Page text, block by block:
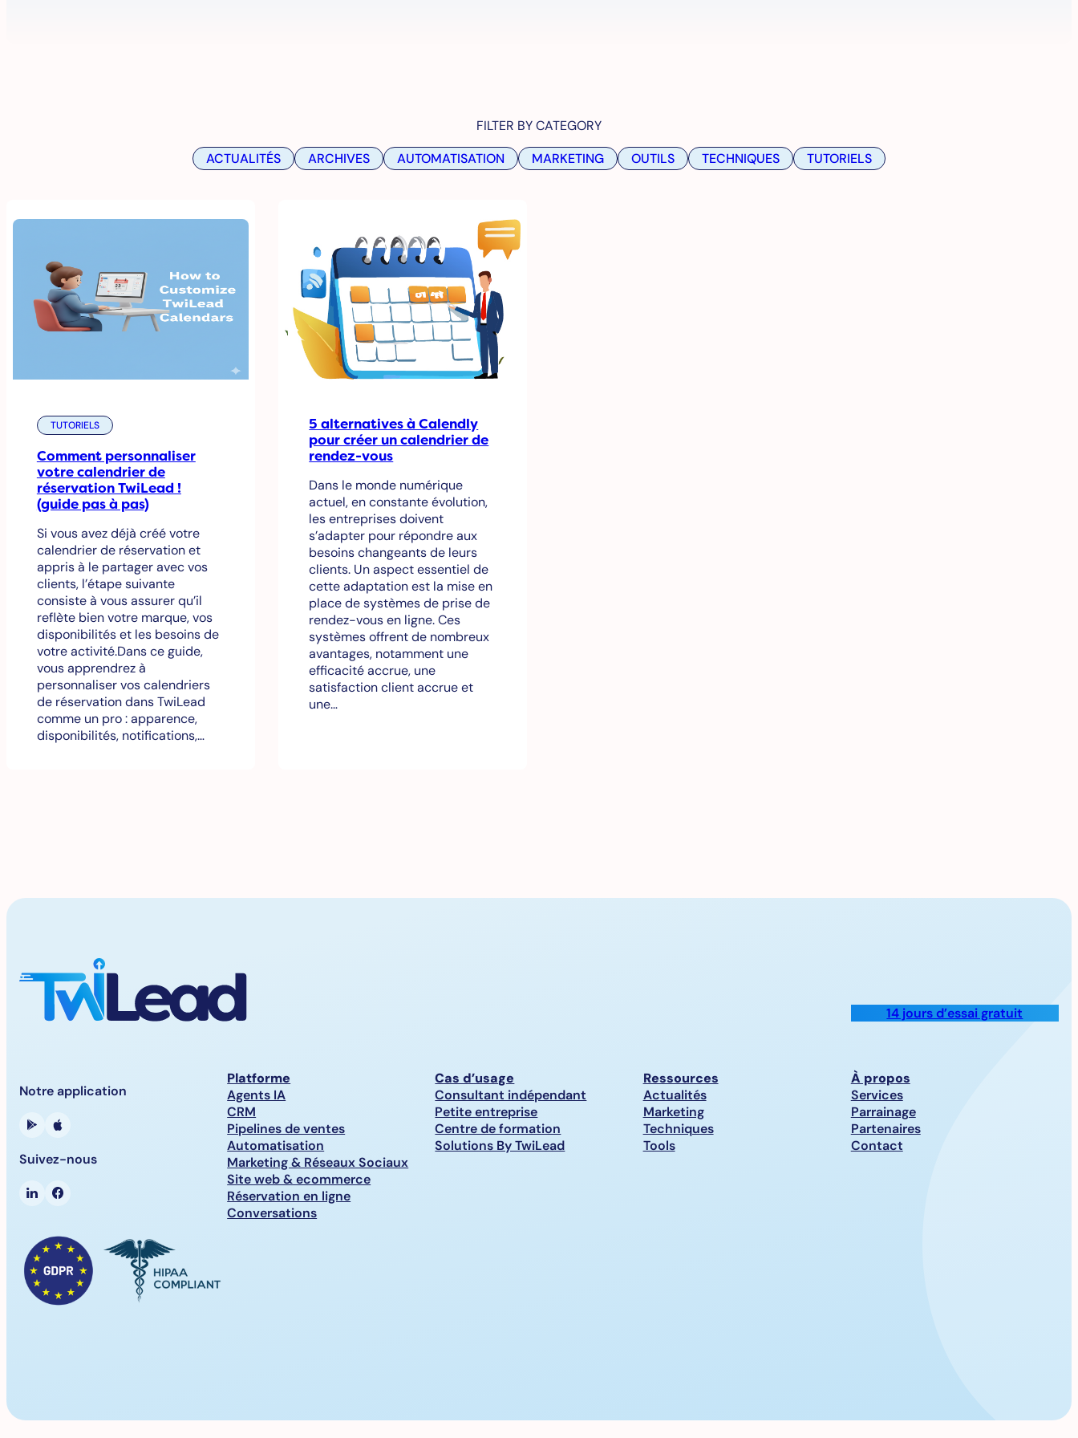
FILTER BY CATEGORY
ACTUALITÉS
ARCHIVES AUTOMATISATION MARKETING OUTILS TECHNIQUES TUTORIELS
TUTORIELS
Comment personnaliser
votre calendrier de
réservation TwiLead !
(guide pas à pas)
Si vous avez déjà créé votre
calendrier de réservation et
appris à le partager avec vos
clients, l’étape suivante
consiste à vous assurer qu’il
reflète bien votre marque, vos
disponibilités et les besoins de
votre activité.Dans ce guide,
vous apprendrez à
personnaliser vos calendriers
de réservation dans TwiLead
comme un pro : apparence,
disponibilités, notifications,…
5 alternatives à Calendly
pour créer un calendrier de
rendez-vous
Dans le monde numérique
actuel, en constante évolution,
les entreprises doivent
s’adapter pour répondre aux
besoins changeants de leurs
clients. Un aspect essentiel de
cette adaptation est la mise en
place de systèmes de prise de
rendez-vous en ligne. Ces
systèmes offrent de nombreux
avantages, notamment une
efficacité accrue, une
satisfaction client accrue et
une…
14 jours d’essai gratuit
Notre application
Suivez-nous
Platforme
Agents IA
CRM
Pipelines de ventes
Automatisation
Marketing & Réseaux Sociaux
Site web & ecommerce
Réservation en ligne
Conversations
Cas d’usage
Consultant indépendant
Petite entreprise
Centre de formation
Solutions By TwiLead
Ressources
Actualités
Marketing
Techniques
Tools
À propos
Services
Parrainage
Partenaires
Contact